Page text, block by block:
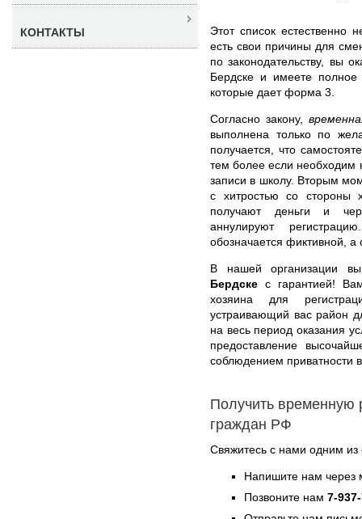
Этот список естественно
есть свои причины для
по законодательству, вы
Бердске и имеете полное
которые дает форма 3.
Согласно закону,
выполнена только по
получается, что
тем более если необходим
записи в школу. Вторым
с хитростью со стороны
получают деньги и
аннулируют
обозначается фиктивной, а
В нашей организации
Бердске с гарантией!
хозяина для
устраивающий вас район
на весь период оказания
предоставление
соблюдением приватности
Получить временную
граждан РФ
Свяжитесь с нами одним
Напишите нам через
Позвоните нам 7-
КОНТАКТЫ